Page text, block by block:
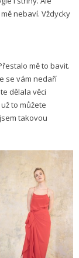
nebaví. Vždycky
mě to bavit.
se vám nedaří
dělala věci
to můžete
takovou